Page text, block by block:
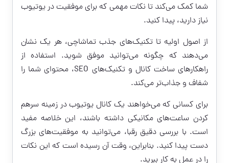
شما کمک می‌کند تا نکات مهمی که برای موفقیت در یوتیوب
نیاز دارید، پیدا کنید.
از اصول اولیه تا تکنیک‌های جذب تماشاچی، هر یک نشان
می‌دهند که چگونه می‌توانید موفق شوید. استفاده از
راهکارهای ساخت کانال و تکنیک‌های SEO، محتوای شما را
شفاف و جذاب‌تر می‌کند.
برای کسانی که می‌خواهند یک کانال یوتیوب در زمینه سرهم
کردن ساعت‌های مکانیکی داشته باشند، این خلاصه مفید
است. با بررسی دقیق رقبا، می‌توانید به موفقیت‌های بزرگ
دست پیدا کنید. بنابراین، وقت آن رسیده است که این نکات
را در عمل به کار ببرید.